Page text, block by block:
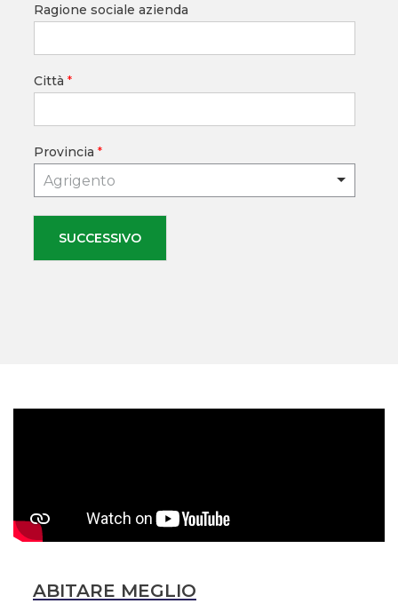
Ragione sociale azienda
Città *
Provincia *
Agrigento
SUCCESSIVO
ABITARE MEGLIO